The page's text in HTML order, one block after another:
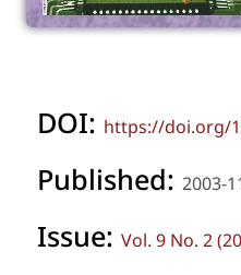
DOI: https://doi.org/
Published: 2003-
Issue: Vol. 9 No. 2